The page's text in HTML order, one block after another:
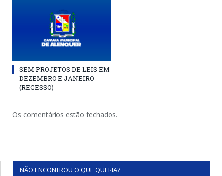
SEM PROJETOS DE LEIS EM
DEZEMBRO E JANEIRO
(RECESSO)
Os comentários estão fechados.
NÃO ENCONTROU O QUE QUERIA?